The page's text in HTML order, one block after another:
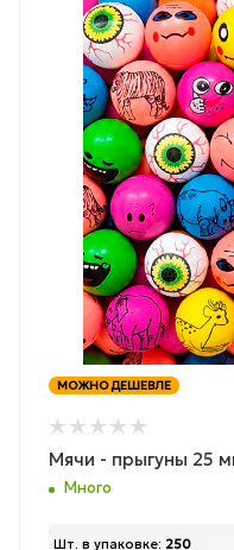
МОЖНО ДЕШЕВЛЕ
Мячи - прыгуны 25
Много
Шт. в упаковке: 250